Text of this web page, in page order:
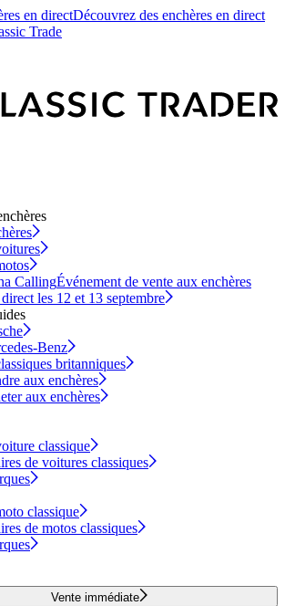
en directDécouvrez des enchères en direct
Trade
CallingÉvénement de vente aux enchères
les 12 et 13 septembre
Benz
britanniques
aux enchères
aux enchères
classique
de voitures classiques
classique
de motos classiques
Vente immédiate